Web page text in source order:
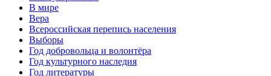
В мире
Вера
Всероссийская перепись населения
Выборы
Год добровольца и волонтёра
Год культурного наследия
Год литературы